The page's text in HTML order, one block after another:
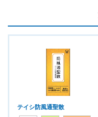
テイシ防風通聖散